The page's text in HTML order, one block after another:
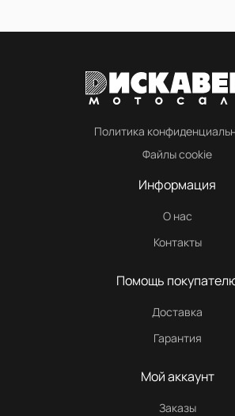
Политика
Файлы cookie
Информация
О нас
Контакты
Помощь
Доставка
Гарантия
Мой аккаунт
Заказы